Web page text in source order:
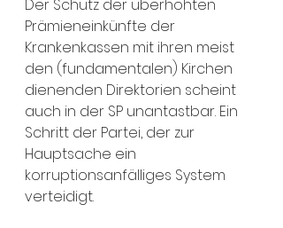
Der Schutz der überhöhten
Prämieneinkünfte der
Krankenkassen mit ihren meist
den (fundamentalen) Kirchen
dienenden Direktorien scheint
auch in der SP unantastbar. Ein
Schritt der Partei, der zur
Hauptsache ein
korruptionsanfälliges System
verteidigt.